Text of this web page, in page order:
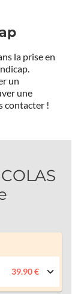
la prise en
un
une
contacter !
39.90 €